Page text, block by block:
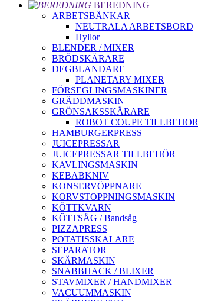
BEREDNING
ARBETSBÄNKAR
NEUTRALA ARBETSBORD
Hyllor
BLENDER / MIXER
BRÖDSKÄRARE
DEGBLANDARE
PLANETARY MIXER
FÖRSEGLINGSMASKINER
GRÄDDMASKIN
GRÖNSAKSSKÄRARE
ROBOT COUPE TILLBEHOR
HAMBURGERPRESS
JUICEPRESSAR
JUICEPRESSAR TILLBEHÖR
KAVLINGSMASKIN
KEBABKNIV
KONSERVÖPPNARE
KORVSTOPPNINGSMASKIN
KÖTTKVARN
KÖTTSÅG / Bandsåg
PIZZAPRESS
POTATISSKALARE
SEPARATOR
SKÄRMASKIN
SNABBHACK / BLIXER
STAVMIXER / HANDMIXER
VACUUMMASKIN